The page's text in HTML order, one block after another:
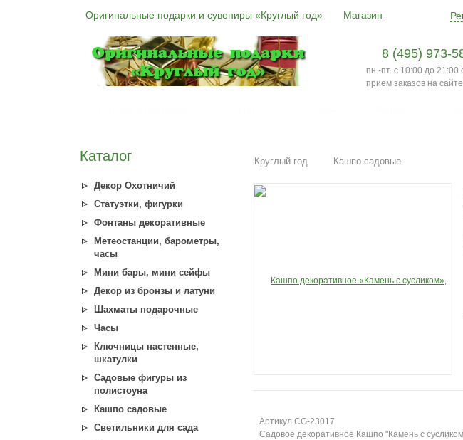
Оригинальные подарки и сувениры «Круглый год» Магазин
8 (495) 973-
пн.-пт. с 10:00 до 21:00
прием заказов на
Каталог
Декор Охотничий
Статуэтки, фигурки
Фонтаны декоративные
Метеостанции, барометры,
часы
Мини бары, мини сейфы
Декор из бронзы и латуни
Шахматы подарочные
Часы
Ключницы настенные,
шкатулки
Садовые фигуры из
полистоуна
Кашпо садовые
Светильники для сада
Круглый год Кашпо садовые
Артикул CG-23017
Садовое декоративное Кашпо "Камень с